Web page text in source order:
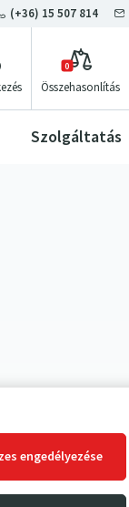
engedélyezése
Összehasonlítás
0
Szolgáltatás
(+36) 15 507 814